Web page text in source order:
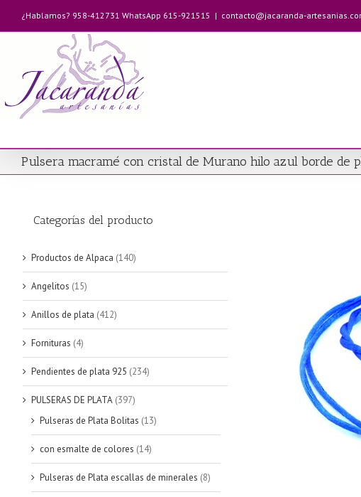
contenido
¿Hablamos? 958-412731 WhatsApp 615-921515 | contacto@jacaranda-
Pulsera macramé con cristal de Murano hilo azul borde de
Categorías del producto
Productos de Alpaca (140)
Angelitos (15)
Anillos de plata (412)
Fornituras (4)
Pendientes de plata 925 (234)
PULSERAS DE PLATA (397)
Pulseras de Plata Bolitas (13)
con esmalte de colores (14)
Pulseras de Plata escallas de minerales (8)